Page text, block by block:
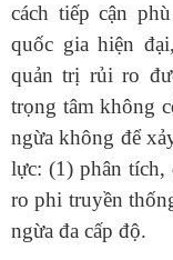
cách tiếp cận
quốc gia hiện
quản trị rủi ro
trọng tâm không
ngừa không để
lực: (1) phân tích,
ro phi truyền
ngừa đa cấp độ.